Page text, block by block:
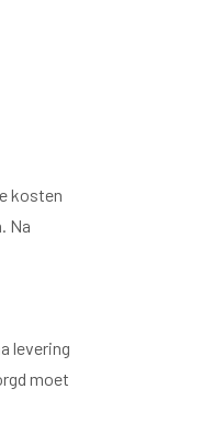
kosten
Na
levering
moet